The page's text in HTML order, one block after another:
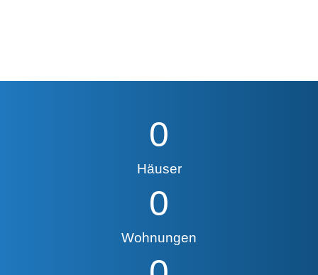
Häuser
0
Wohnungen
0